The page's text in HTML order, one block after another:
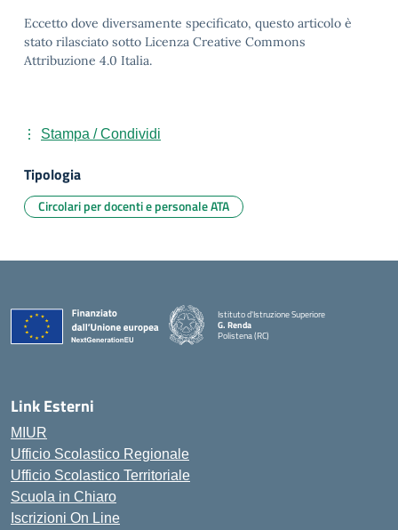
Eccetto dove diversamente specificato, questo articolo è
stato rilasciato sotto Licenza Creative Commons
Attribuzione 4.0 Italia.
Stampa / Condividi
Tipologia
Circolari per docenti e personale ATA
Istituto d'Istruzione Superiore
G. Renda
Polistena (RC)
Link Esterni
MIUR
Ufficio Scolastico Regionale
Ufficio Scolastico Territoriale
Scuola in Chiaro
Iscrizioni On Line